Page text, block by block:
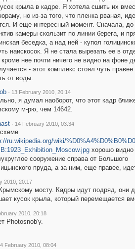
крыла в кадре. Я хотела сшить их
но из-за того, что пленка рваная,
И еще интересный момент. Сначала,
камеры скользит по линии берега, и
беседка, а над ней - купол
наискосок. Я не стала вырезать ее в
нее почти ничего не видно на фоне
- этот комплекс стоял чуть правее
от воды.
· 13 February 2010, 20:14
я думал наоборот, что этот кадр
м-рю, чем 14642.
· 14 February 2010, 03:34
ru.wikipedia.org/wiki/
хорошо видно
сооружение справа от Большого
пруда, а за ним, еще правее,
2010, 20:17
мосту. Кадры идут подряд, они
кусок крыла, который перемещается
2010, 20:18
Photosnob'у.
February 2010, 08:04